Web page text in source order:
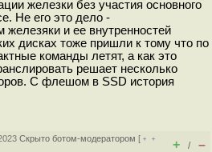
железки без участия основного
Не его это дело -
и ее внутренностей
дисках тоже пришли к тому что по
команды летят, а как это
решает несколько
С флешом в SSD история
Скрыто ботом-модератором [ ﹢﹢
+ / –